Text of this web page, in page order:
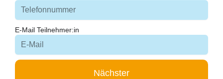
E-Mail Teilnehmer:in
Nächster